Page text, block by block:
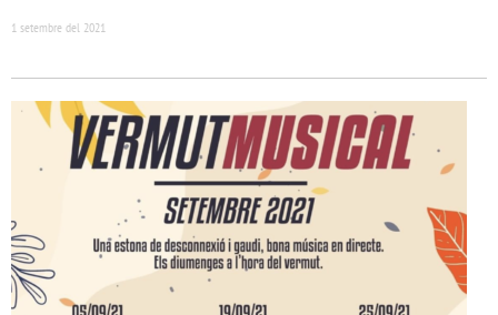
1 setembre del 2021